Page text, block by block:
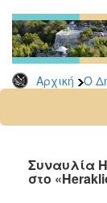
Αρχική Ο
Δελτία
Τύπου
Αρχείο
2026
2024
2022
Συναυλία
στο